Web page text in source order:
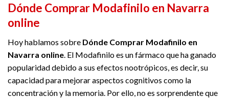
Dónde Comprar Modafinilo en Navarra
online
Hoy hablamos sobre Dónde Comprar Modafinilo en
Navarra online . El Modafinilo es un fármaco que ha ganado
popularidad debido a sus efectos nootrópicos, es decir, su
capacidad para mejorar aspectos cognitivos como la
concentración y la memoria. Por ello, no es sorprendente que